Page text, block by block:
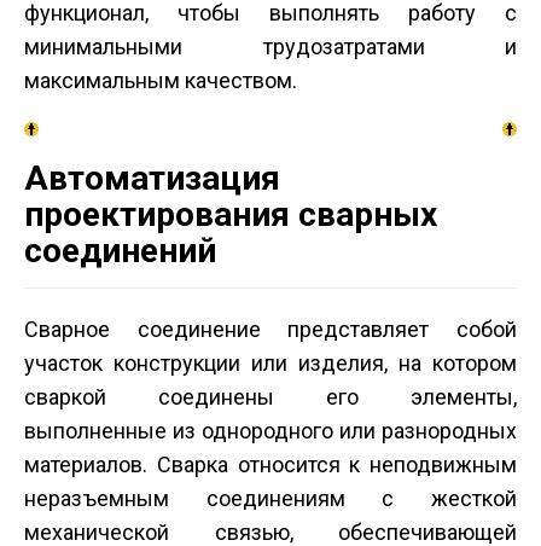
функционал, чтобы выполнять работу с
минимальными трудозатратами и
максимальным качеством.
Автоматизация
проектирования сварных
соединений
Сварное соединение представляет собой
участок конструкции или изделия, на котором
сваркой соединены его элементы,
выполненные из однородного или разнородных
материалов. Сварка относится к неподвижным
неразъемным соединениям с жесткой
механической связью, обеспечивающей